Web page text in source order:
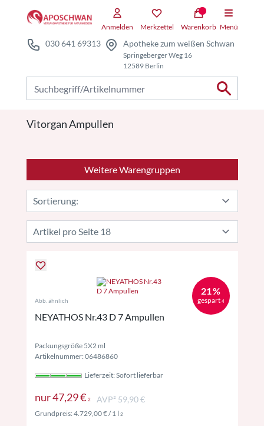
Anmelden Merkzettel Warenkorb Menü
030 641 69313 Apotheke zum weißen Schwan
Springeberger Weg 16
12589 Berlin
Vitorgan Ampullen
Weitere Warengruppen
21 %
gespart 4
Abb. ähnlich
NEYATHOS Nr.43 D 7 Ampullen
Packungsgröße 5X2 ml
Artikelnummer: 06486860
Lieferzeit: Sofort lieferbar
nur47,29 € 2Preise inkl. MwSt. ggf. zzgl. Versand
AVP² 59,90 €
Grundpreis:4.729,00 €/ 1 l 2Preise inkl. MwSt. ggf. zzgl. Versand